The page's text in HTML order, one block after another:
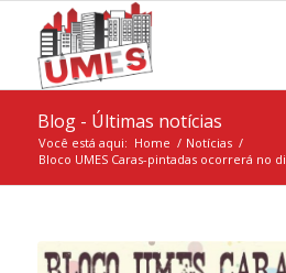
Blog - Últimas notícias
Você está aqui: Home / Notícias /
Bloco UMES Caras-pintadas ocorrerá no